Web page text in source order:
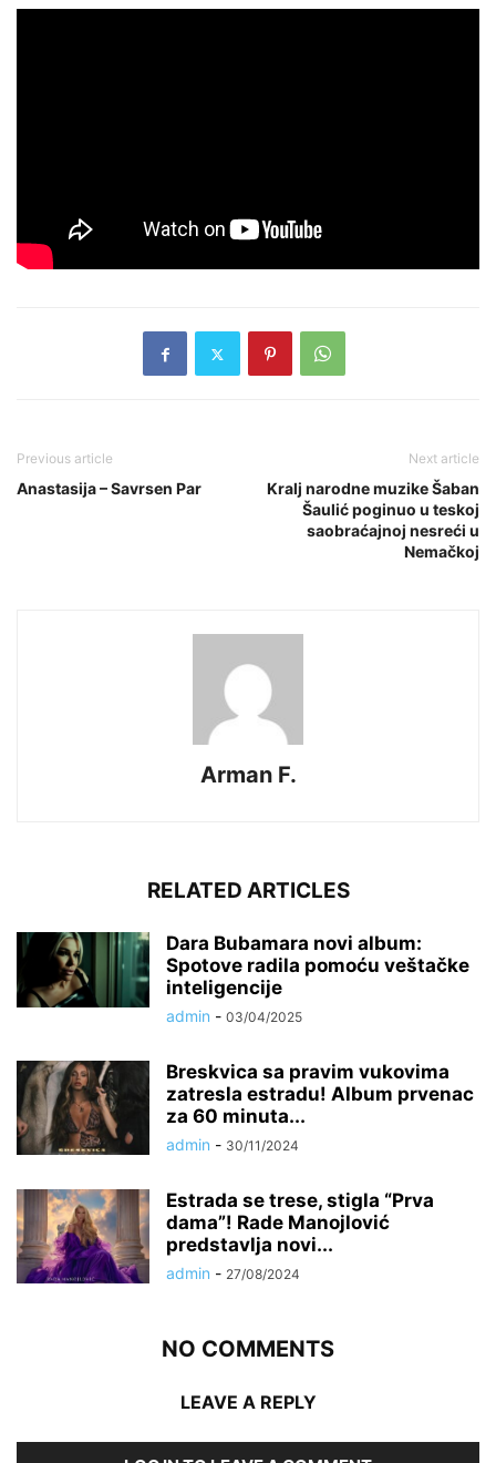
Previous article
Anastasija – Savrsen Par
Next article
Kralj narodne muzike Šaban
Šaulić poginuo u teskoj
saobraćajnoj nesreći u
Nemačkoj
Arman F.
RELATED ARTICLES
Dara Bubamara novi album:
Spotove radila pomoću veštačke
inteligencije
admin - 03/04/2025
Breskvica sa pravim vukovima
zatresla estradu! Album prvenac
za 60 minuta...
admin - 30/11/2024
Estrada se trese, stigla “Prva
dama”! Rade Manojlović
predstavlja novi...
admin - 27/08/2024
NO COMMENTS
LEAVE A REPLY